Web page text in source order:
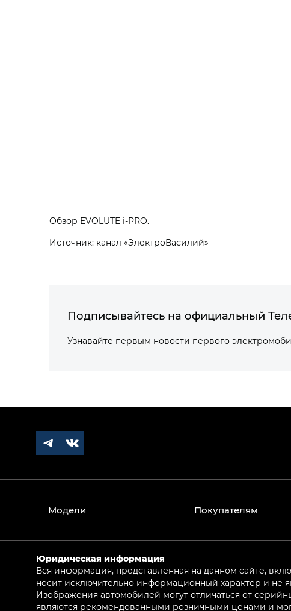
Обзор EVOLUTE i‑PRO.
Источник: канал «ЭлектроВасилий»
Подписывайтесь на официальный
Узнавайте первым новости первого
Модели Покупателям
Юридическая информация
Вся информация, представленная на данном сайте,
носит исключительно информационный характер и не
Изображения автомобилей могут отличаться от
являются рекомендованными розничными ценами и